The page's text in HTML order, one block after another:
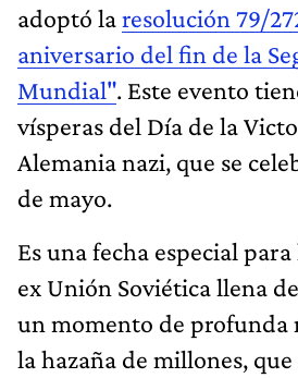
adoptó laresolución 79/
aniversario del fin de la
Mundial". Este evento
vísperas del Día de la
Alemania nazi, que se
de mayo.
Es una fecha especial
ex Unión Soviética llena
un momento de profunda
la hazaña de millones,